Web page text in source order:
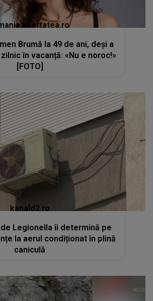
Brumă la 49 de ani, deși a
în vacanță: «Nu e noroc!»
[FOTO]
kanald2.ro
Legionella îi determină pe
la aerul condiționat în plină
caniculă